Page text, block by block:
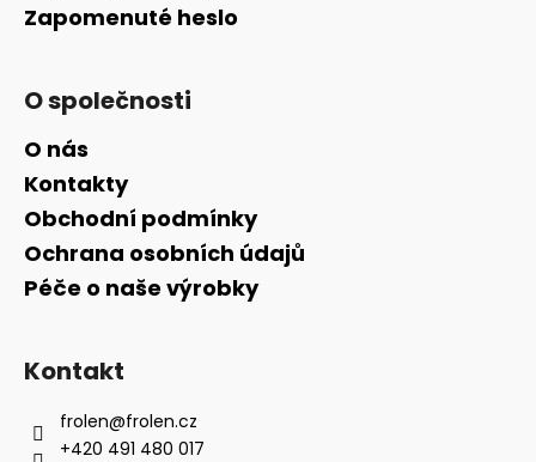
Zapomenuté heslo
O společnosti
O nás
Kontakty
Obchodní podmínky
Ochrana osobních údajů
Péče o naše výrobky
Kontakt
frolen@frolen.cz
+420 491 480 017